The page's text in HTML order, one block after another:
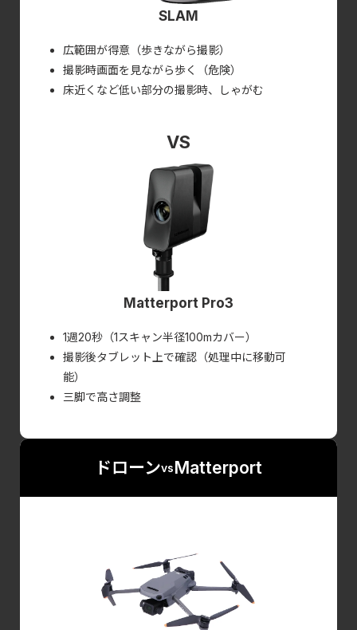
SLAM
広範囲が得意（歩きながら撮影）
撮影時画面を見ながら歩く（危険）
床近くなど低い部分の撮影時、しゃがむ
Matterport Pro3
1週20秒（1スキャン半径100mカバー）
撮影後タブレット上で確認（処理中に移動可
能）
三脚で高さ調整
ドローンvsMatterport